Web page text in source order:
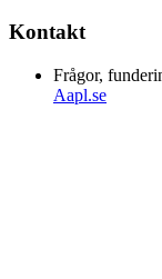
Kontakt
Frågor,
Aapl.se